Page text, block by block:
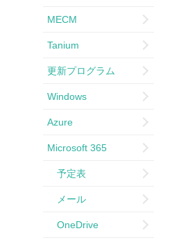
MECM
Tanium
更新プログラム
Windows
Azure
Microsoft 365
予定表
メール
OneDrive